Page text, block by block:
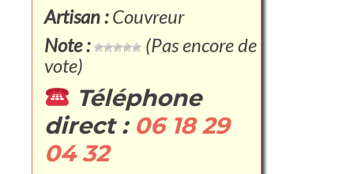
Artisan :Couvreur
Note :
(Pas encore de
vote)
Téléphone
direct : 06 18 29
04 32